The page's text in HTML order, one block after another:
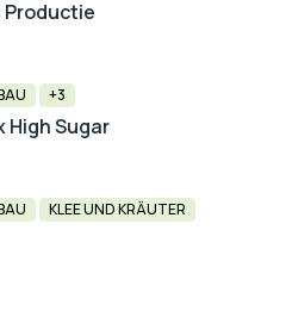
Productie
+3
High Sugar
KLEE UND KRÄUTER